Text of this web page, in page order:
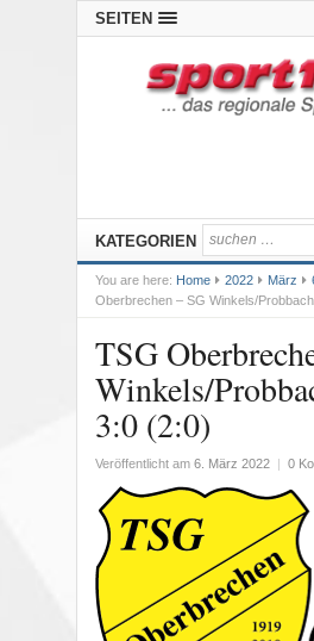
SEITEN
KATEGORIEN
You are here: Home 2022 März
Oberbrechen – SG Winkels/
TSG
Winkels/
3:0 (2:0)
Veröffentlicht am 6. März 2022 0